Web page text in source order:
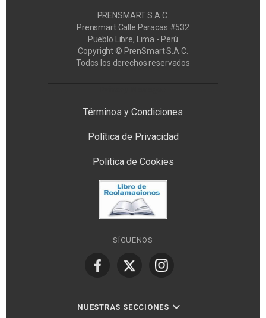
PRENSMART S.A.C.
Prensmart Calle Paracas #532
Pueblo Libre, Lima - Perú
Copyright © PrenSmart S.A.C.
Todos los derechos reservados
Términos y Condiciones
Política de Privacidad
Politica de Cookies
SÍGUENOS
NUESTRAS SECCIONES